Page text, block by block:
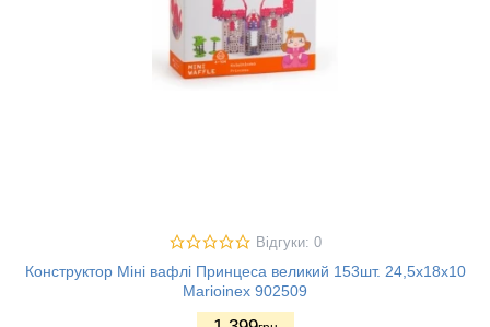
Відгуки: 0
Конструктор Міні вафлі Принцеса великий 153шт. 24,5х18х10
Marioinex 902509